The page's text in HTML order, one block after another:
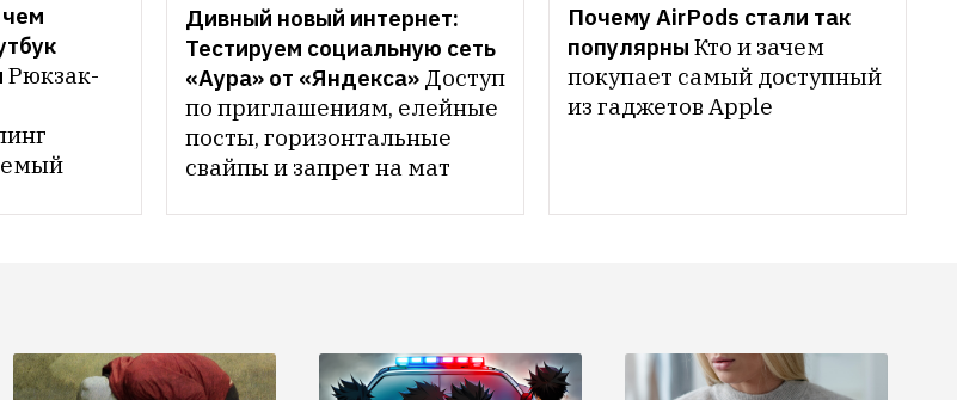
чем
Рюкзак-
Дивный новый интернет:
Тестируем социальную сеть
«Аура» от «Яндекса» Доступ
по приглашениям, елейные
посты, горизонтальные
свайпы и запрет на мат
Почему AirPods стали так
популярны Кто и зачем
покупает самый доступный
из гаджетов Apple